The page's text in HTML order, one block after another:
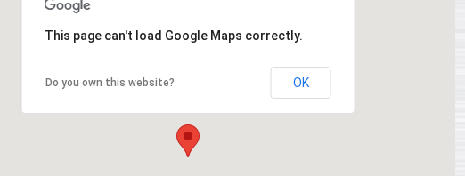
This page can't load Google Maps correctly.
Do you own this website? OK